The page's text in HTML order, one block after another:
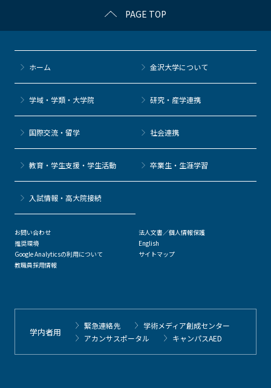
PAGE TOP
ホーム 金沢大学について
学域・学類・大学院 研究・産学連携
国際交流・留学 社会連携
教育・学生支援・学生活動 卒業生・生涯学習
⼊試情報・高大院接続
お問い合わせ
推奨環境
Google Analyticsの利用について
教職員採用情報
法人文書／個人情報保護
English
サイトマップ
学内者用
緊急連絡先
学術メディア創成センター
アカンサスポータル
キャンパスAED